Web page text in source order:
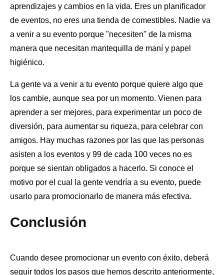
aprendizajes y cambios en la vida. Eres un planificador
de eventos, no eres una tienda de comestibles. Nadie va
a venir a su evento porque "necesiten" de la misma
manera que necesitan mantequilla de maní y papel
higiénico.
La gente va a venir a tu evento porque quiere algo que
los cambie, aunque sea por un momento. Vienen para
aprender a ser mejores, para experimentar un poco de
diversión, para aumentar su riqueza, para celebrar con
amigos. Hay muchas razones por las que las personas
asisten a los eventos y 99 de cada 100 veces no es
porque se sientan obligados a hacerlo. Si conoce el
motivo por el cual la gente vendría a su evento, puede
usarlo para promocionarlo de manera más efectiva.
Conclusión
Cuando desee promocionar un evento con éxito, deberá
seguir todos los pasos que hemos descrito anteriormente,